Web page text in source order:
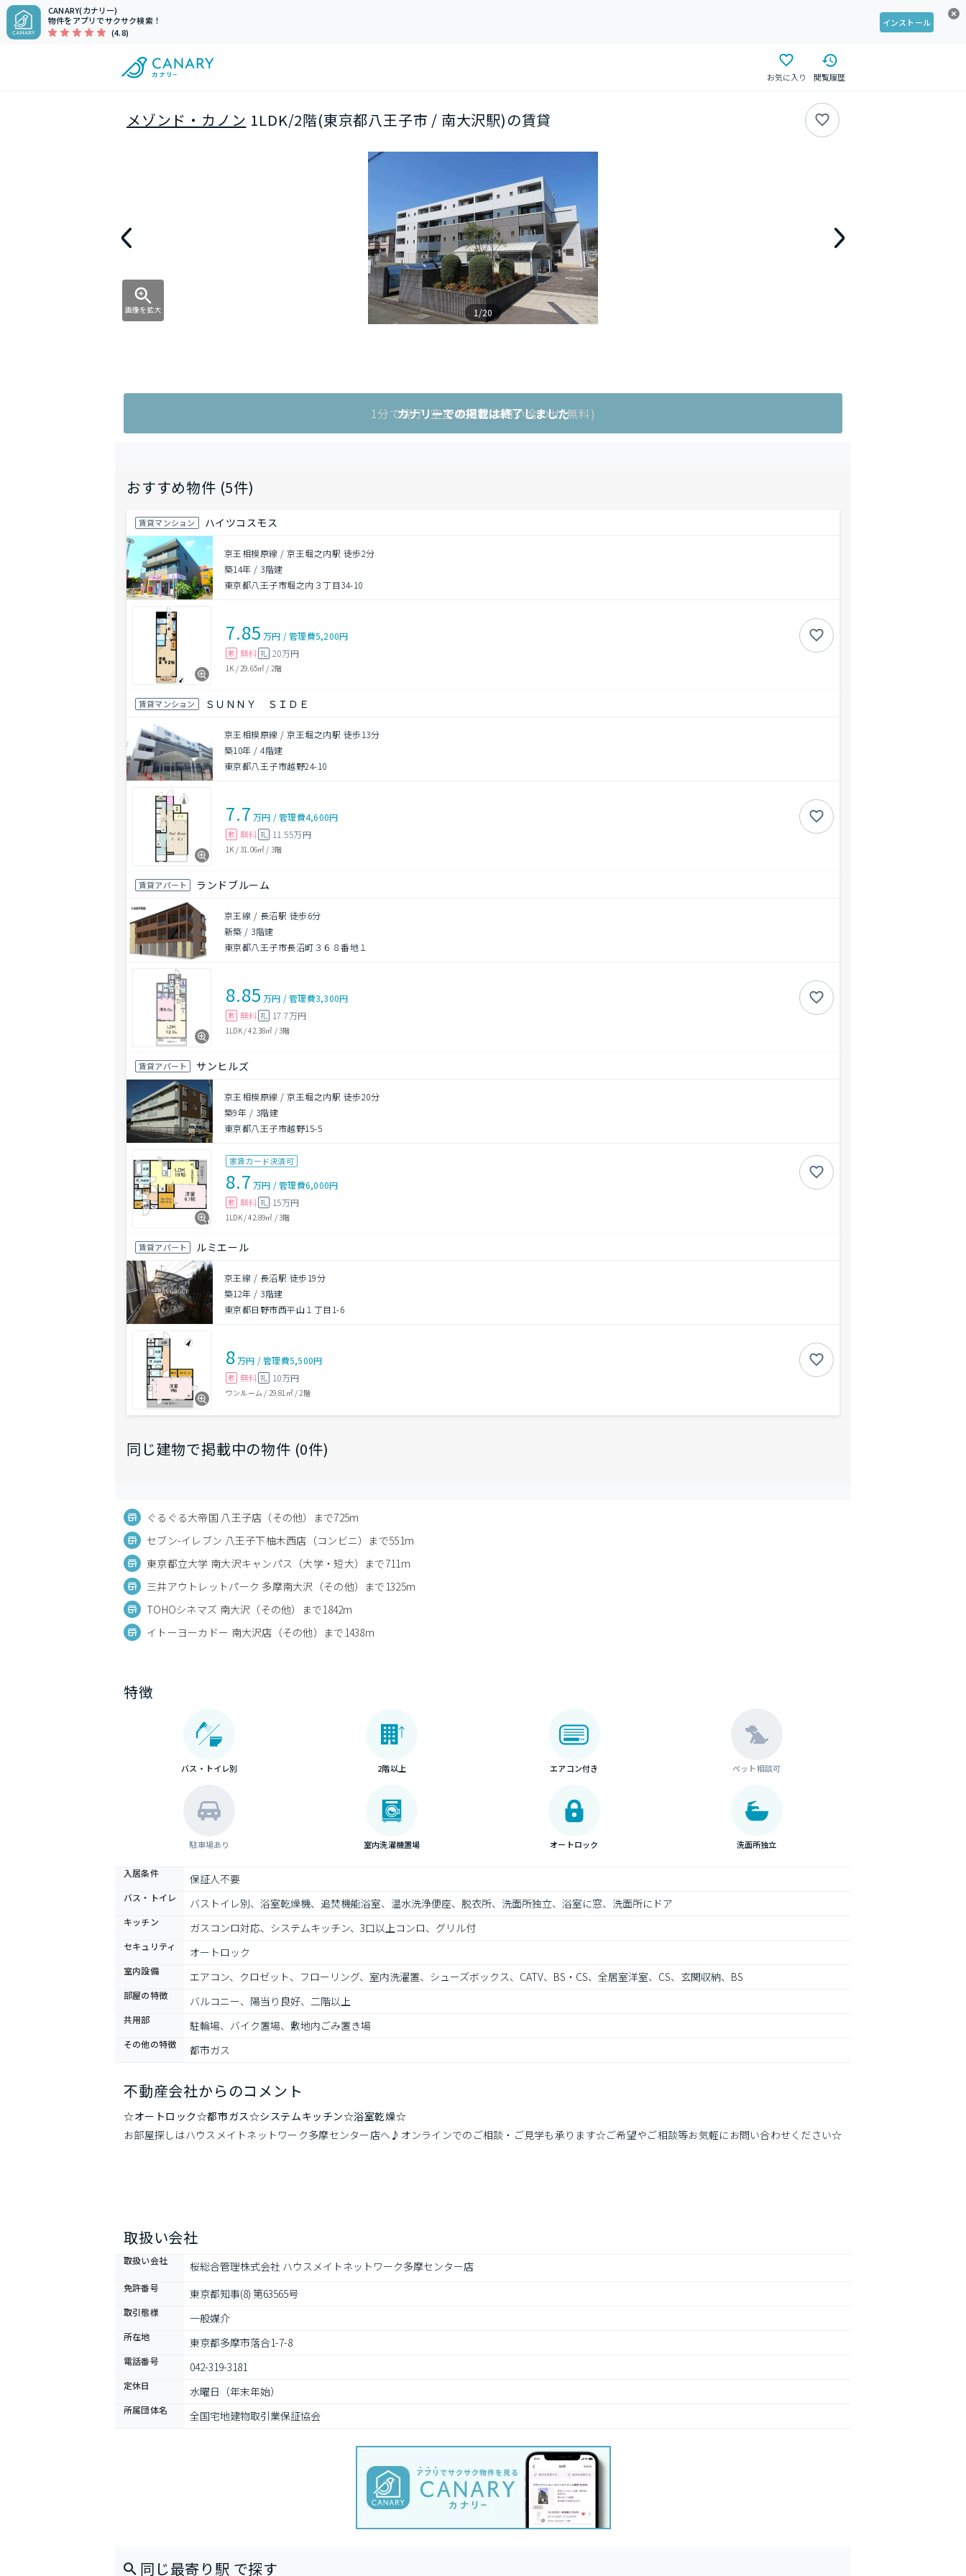
CANARY(カナリー)
物件をアプリでサクサク検索！
(4.8)
インストール
お気に入り 閲覧履歴
メゾンド・カノン 1LDK/2階(東京都八王子市 / 南大沢駅)の賃貸
画像を拡大 1/20
1分で完了!空室状況をお問い合わせ(無料)
カナリーでの掲載は終了しました
おすすめ物件 (5件)
賃貸マンション ハイツコスモス
京王相模原線 / 京王堀之内駅 徒歩2分
築14年 / 3階建
東京都八王子市堀之内３丁目34-10
7.85 万円 /管理費5,200円
敷 無料 礼 20万円
1K / 29.65㎡ / 2階
賃貸マンション ＳＵＮＮＹ ＳＩＤＥ
京王相模原線 / 京王堀之内駅 徒歩13分
築10年 /4階建
東京都八王子市越野24-10
7.7 万円 /管理費4,600円
敷 無料 礼 11.55万円
1K /31.06㎡ / 3階
賃貸アパート ランドブルーム
京王線 / 長沼駅 徒歩6分
新築 / 3階建
東京都八王子市長沼町３６８番地１
8.85 万円 /管理費3,300円
敷 無料 礼 17.7万円
1LDK/42.38㎡ /3階
賃貸アパート サンヒルズ
京王相模原線 / 京王堀之内駅 徒歩20分
築9年 / 3階建
東京都八王子市越野15-5
家賃カード決済可
8.7 万円 /管理費6,000円
敷 無料 礼 15万円
1LDK/42.89㎡ /3階
賃貸アパート ルミエール
京王線 / 長沼駅 徒歩19分
築12年 / 3階建
東京都日野市西平山１丁目1-6
8万円 /管理費5,500円
敷 無料 礼 10万円
ワンルーム / 29.81㎡/ 2階
同じ建物で掲載中の物件 (0件)
ぐるぐる大帝国 八王子店（その他）まで725m
セブン-イレブン 八王子下柚木西店（コンビニ）まで551m
東京都立大学 南大沢キャンパス（大学・短大）まで711m
三井アウトレットパーク 多摩南大沢（その他）まで1325m
TOHOシネマズ 南大沢（その他）まで1842m
イトーヨーカドー 南大沢店（その他）まで1438m
特徴
バス・トイレ別 2階以上 エアコン付き ペット相談可
駐車場あり 室内洗濯機置場 オートロック 洗面所独立
入居条件 保証人不要
バス・トイレ バストイレ別、浴室乾燥機、追焚機能浴室、温水洗浄便座、脱衣所、洗面所独立、浴室に窓、洗面所にドア
キッチン ガスコンロ対応、システムキッチン、3口以上コンロ、グリル付
セキュリティ オートロック
室内設備 エアコン、クロゼット、フローリング、室内洗濯置、シューズボックス、CATV、BS・CS、全居室洋室、CS、玄関収納、BS
部屋の特徴 バルコニー、陽当り良好、二階以上
共用部 駐輪場、バイク置場、敷地内ごみ置き場
その他の特徴 都市ガス
不動産会社からのコメント
☆オートロック☆都市ガス☆システムキッチン☆浴室乾燥☆
お部屋探しはハウスメイトネットワーク多摩センター店へ♪オンラインでのご相談・ご見学も承ります☆ご希望やご相談等お気軽にお問い合わせください☆
取扱い会社
取扱い会社 桜総合管理株式会社 ハウスメイトネットワーク多摩センター店
免許番号 東京都知事(8) 第63565号
取引態様 一般媒介
所在地 東京都多摩市落合1-7-8
電話番号 042-319-3181
定休日 水曜日（年末年始）
所属団体名 全国宅地建物取引業保証協会
同じ最寄り駅 で探す